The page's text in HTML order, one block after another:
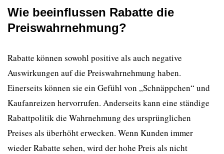
Wie beeinflussen Rabatte die
Preiswahrnehmung?
Rabatte können sowohl positive als auch negative
Auswirkungen auf die Preiswahrnehmung haben.
Einerseits können sie ein Gefühl von „Schnäppchen“ und
Kaufanreizen hervorrufen. Anderseits kann eine ständige
Rabattpolitik die Wahrnehmung des ursprünglichen
Preises als überhöht erwecken. Wenn Kunden immer
wieder Rabatte sehen, wird der hohe Preis als nicht